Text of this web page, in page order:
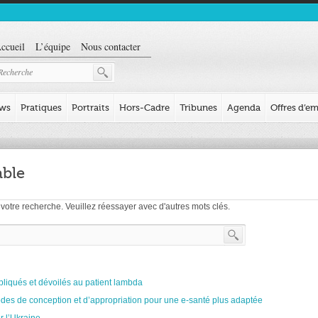
L’équipe Nous contacter
Pratiques Portraits Hors-Cadre Tribunes Agenda Offres
recherche. Veuillez réessayer avec d'autres mots clés.
et dévoilés au patient lambda
de conception et d’appropriation pour une e-santé plus adaptée